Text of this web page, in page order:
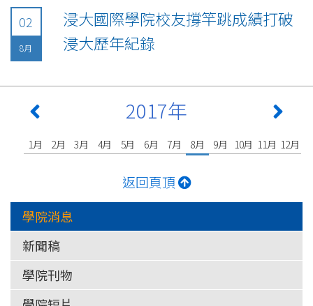
02
8月
浸大國際學院校友撐竿跳成績打破
浸大歷年紀錄
2017年
1月 2月 3月 4月 5月 6月 7月 8月 9月 10月 11月 12月
返回頁頂
學院消息
新聞稿
學院刊物